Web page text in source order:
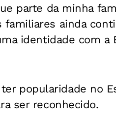
parte da minha
ainda
identidade com a
popularidade no
ser reconhecido.